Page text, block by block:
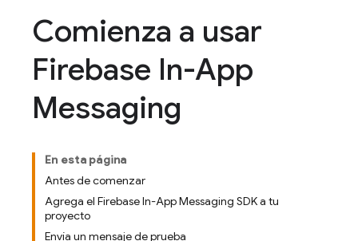
Comienza a usar
Firebase In-App
Messaging
En esta página
Antes de comenzar
Agrega el Firebase In-App Messaging SDK a tu
proyecto
Envía un mensaje de prueba